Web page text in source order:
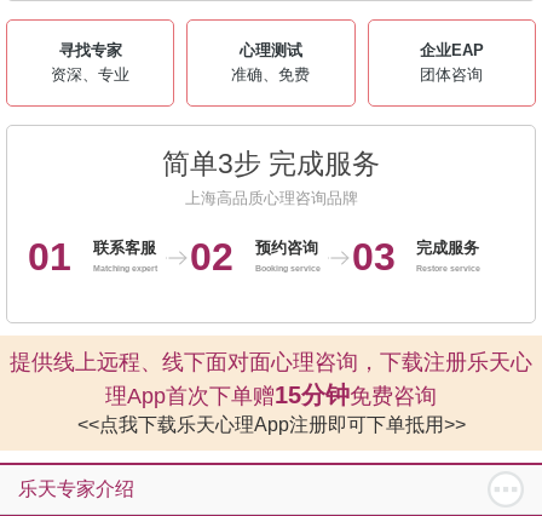
寻找专家
资深、专业
心理测试
准确、免费
企业EAP
团体咨询
简单3步 完成服务
上海高品质心理咨询品牌
01 联系客服
Matching expert 02 预约咨询
Booking service 03 完成服务
Restore service
提供线上远程、线下面对面心理咨询，下载注册乐天心
理App首次下单赠15分钟免费咨询
<<点我下载乐天心理App注册即可下单抵用>>
乐天专家介绍